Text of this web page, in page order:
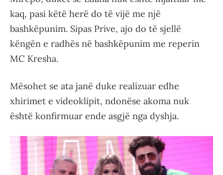
kaq, pasi këtë herë do të vijë me një
bashkëpunim. Sipas Prive, ajo do të sjellë
këngën e radhës në bashkëpunim me reperin
MC Kresha.
Mësohet se ata janë duke realizuar edhe
xhirimet e videoklipit, ndonëse akoma nuk
është konfirmuar ende asgjë nga dyshja.